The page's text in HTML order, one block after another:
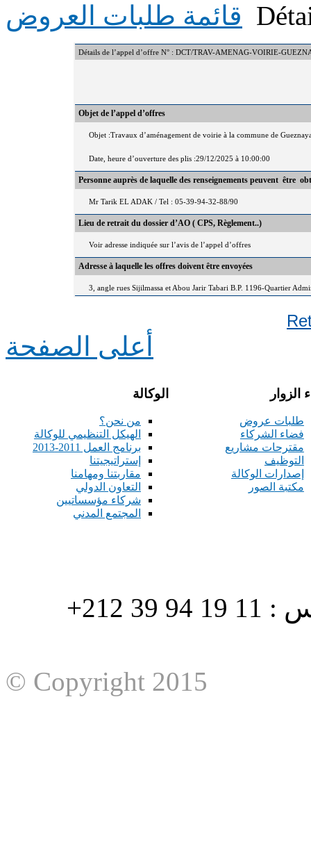
قائمة طلبات العروض
Détails de l’appel d’offre N° : DCT/TRAV-AMENAG-VOIRIE-
Objet de l’appel d’offres
Objet :Travaux d’aménagement de voirie à la commune de
Date, heure d’ouverture des plis :29/12/2025 à 10:00:00
Personne auprès de laquelle des renseignements peuvent être
Mr Tarik EL ADAK / Tel : 05-39-94-32-88/90
Lieu de retrait du dossier d’AO ( CPS, Règlement..)
Voir adresse indiquée sur l’avis de l’appel d’offres
Adresse à laquelle les offres doivent être envoyées
3, angle rues Sijilmassa et Abou Jarir Tabari B.P. 1196-Quartier
أعلى الصفحة
الوكالة
من نحن؟
الهيكل التنظيمي للوكالة
برنامج العمل 2011-2013
إستراتيجيتنا
مقاربتنا ومهامنا
التعاون الدولي
شركاء مؤسساتيين
المجتمع المدني
الزوار
طلبات عروض
فضاء الشركاء
مقترحات مشاريع
التوظيف
إصدارات الوكالة
مكتبة الصور
هاتف : 90/88 32 94 39 212+ فاكس : 11 19 94 39 212+
© Copyright 2015